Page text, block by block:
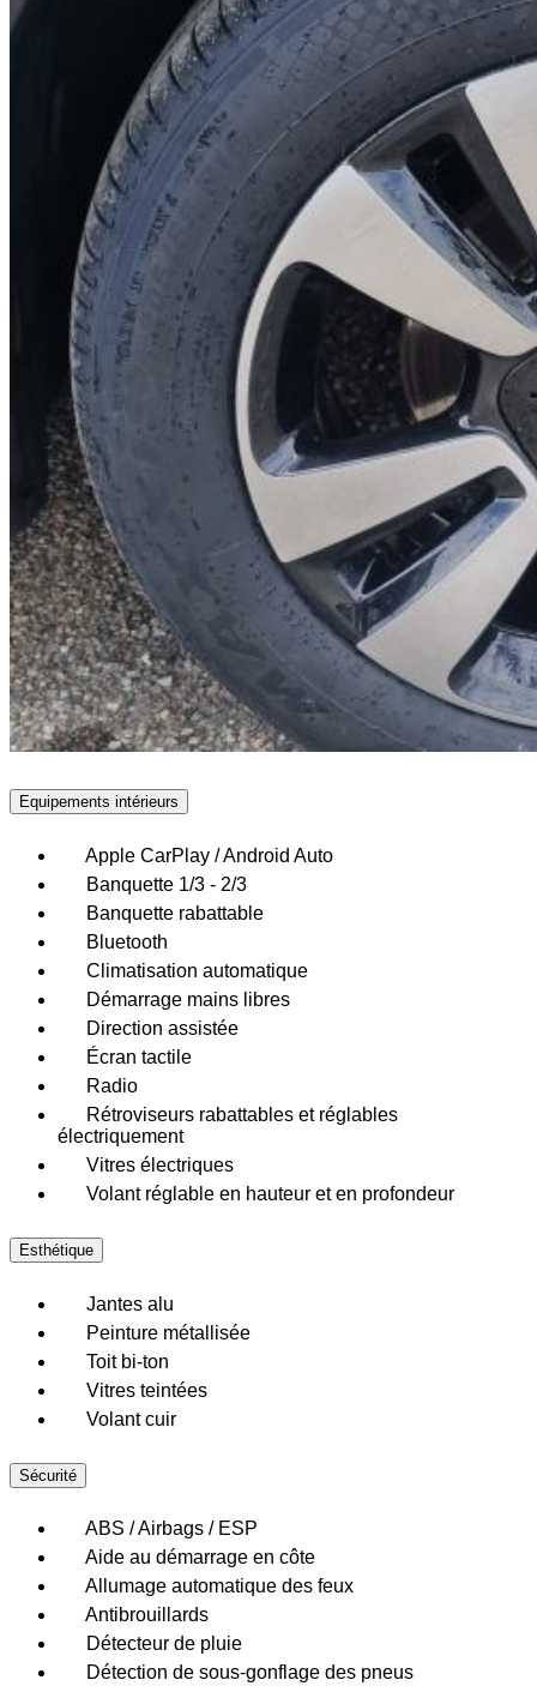
Equipements intérieurs
Apple CarPlay / Android Auto
Banquette 1/3 - 2/3
Banquette rabattable
Bluetooth
Climatisation automatique
Démarrage mains libres
Direction assistée
Écran tactile
Radio
Rétroviseurs rabattables et réglables
électriquement
Vitres électriques
Volant réglable en hauteur et en profondeur
Esthétique
Jantes alu
Peinture métallisée
Toit bi-ton
Vitres teintées
Volant cuir
Sécurité
ABS / Airbags / ESP
Aide au démarrage en côte
Allumage automatique des feux
Antibrouillards
Détecteur de pluie
Détection de sous-gonflage des pneus